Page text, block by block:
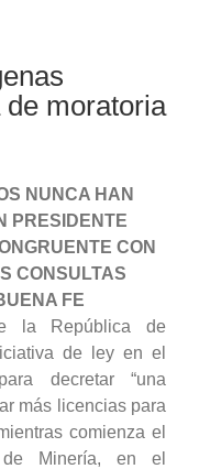
moratoria
NUNCA HAN
PRESIDENTE
CON
CONSULTAS
FE
la República de
de ley en el
decretar “una
más licencias para
comienza el
Minería, en el